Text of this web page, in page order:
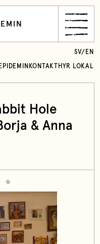
KONTAKT HYR LOKAL
SV/ EN
Hole
& Anna